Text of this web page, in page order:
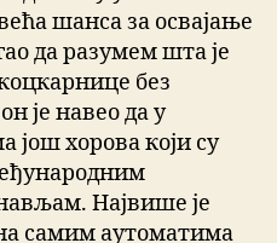
шанса за освајање
да разумем шта је
без
је навео да у
још хорова који су
Највише је
самим аутоматима